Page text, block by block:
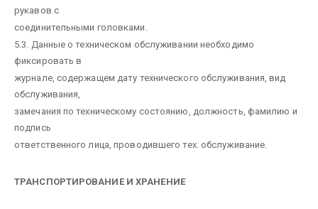
рукавов с
соединительными головками.
5.3. Данные о техническом обслуживании необходимо
фиксировать в
журнале, содержащем дату технического обслуживания, вид
обслуживания,
замечания по техническому состоянию, должность, фамилию и
подпись
ответственного лица, проводившего тех. обслуживание.
ТРАНСПОРТИРОВАНИЕ И ХРАНЕНИЕ